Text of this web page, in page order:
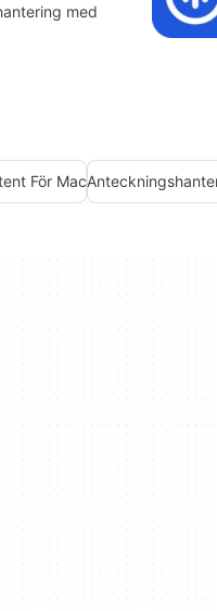
med
För Mac